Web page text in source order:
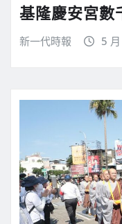
基隆慶安宮數
新一代時報 5